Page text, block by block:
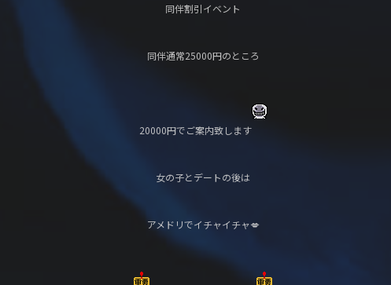
同伴割引イベント
同伴通常25000円のところ
20000円でご案内致します
女の子とデートの後は
アメドリでイチャイチャ💋